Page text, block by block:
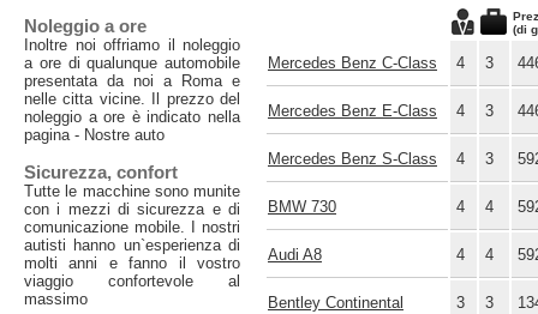
(di
Mercedes Benz C-Class 4 3
Mercedes Benz E-Class 4 3
Mercedes Benz S-Class 4 3
BMW 730 4 4
Audi A8 4 4
Bentley Continental 3 3
Noleggio a ore
Inoltre noi offriamo il noleggio
a ore di qualunque automobile
presentata da noi a Roma e
nelle citta vicine. Il prezzo del
noleggio a ore è indicato nella
pagina - Nostre auto
Sicurezza, confort
Tutte le macchine sono munite
con i mezzi di sicurezza e di
comunicazione mobile. I nostri
autisti hanno un`esperienza di
molti anni e fanno il vostro
viaggio confortevole al
massimo